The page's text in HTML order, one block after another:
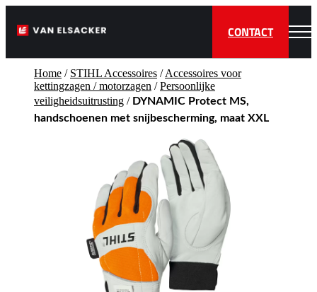
CONTACT
Home / STIHL Accessoires /Accessoires voor
kettingzagen / motorzagen /Persoonlijke
veiligheidsuitrusting / DYNAMIC Protect MS,
handschoenen met snijbescherming, maat XXL